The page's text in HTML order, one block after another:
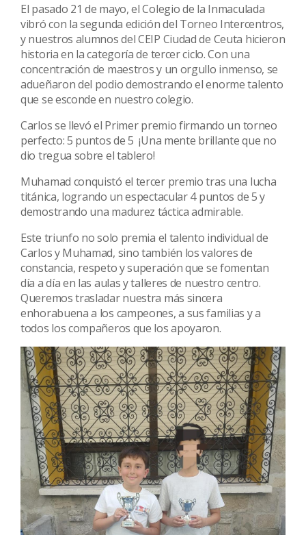
El pasado 21 de mayo, el Colegio de la Inmaculada
vibró con la segunda edición del Torneo Intercentros,
y nuestros alumnos del CEIP Ciudad de Ceuta hicieron
historia en la categoría de tercer ciclo. Con una
concentración de maestros y un orgullo inmenso, se
adueñaron del podio demostrando el enorme talento
que se esconde en nuestro colegio.
Carlos se llevó el Primer premio firmando un torneo
perfecto: 5 puntos de 5 ¡Una mente brillante que no
dio tregua sobre el tablero!
Muhamad conquistó el tercer premio tras una lucha
titánica, logrando un espectacular 4 puntos de 5 y
demostrando una madurez táctica admirable.
Este triunfo no solo premia el talento individual de
Carlos y Muhamad, sino también los valores de
constancia, respeto y superación que se fomentan
día a día en las aulas y talleres de nuestro centro.
Queremos trasladar nuestra más sincera
enhorabuena a los campeones, a sus familias y a
todos los compañeros que los apoyaron.